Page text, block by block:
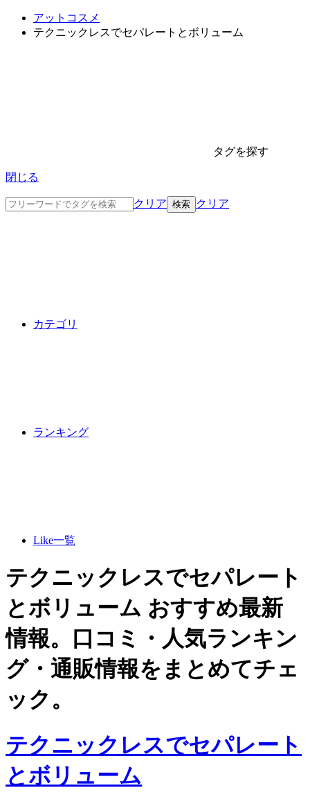
アットコスメ
テクニックレスでセパレートとボリューム
タグを探す
閉じる
クリア クリア
カテゴリ
ランキング
Like一覧
テクニックレスでセパレート
とボリューム おすすめ最新
情報。口コミ・人気ランキン
グ・通販情報をまとめてチェ
ック。
テクニックレスでセパレート
とボリューム